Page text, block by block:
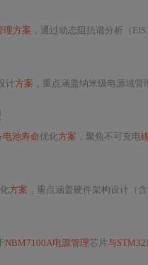
理方案 ，通过动态阻抗谱分析（EIS）、SOH
计方案 ，重点涵盖纳米级电源域管
电池寿命优化方案 ，聚焦不可充电
方案 ，重点涵盖硬件架构设计（含动态电压调节
NBM7100A电源管理芯片与STM32